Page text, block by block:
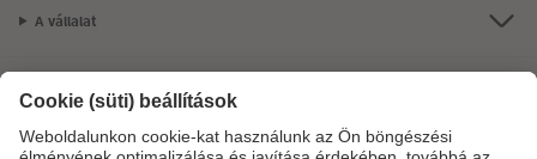
A vállalat
Termékkínálat